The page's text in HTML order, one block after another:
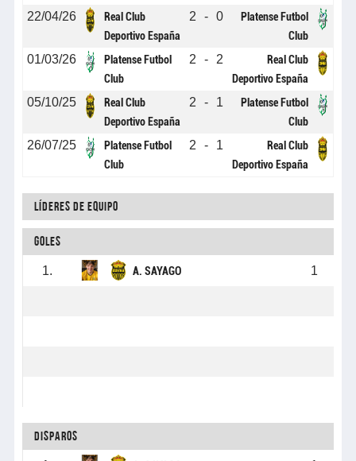
22/04/26
Real Club
Deportivo España
2 - 0
Platense Futbol
Club
01/03/26
Platense Futbol
Club
2 - 2
Real Club
Deportivo España
05/10/25
Real Club
Deportivo España
2 - 1
Platense Futbol
Club
26/07/25
Platense Futbol
Club
2 - 1
Real Club
Deportivo España
Líderes de equipo
Goles
1. A. SAYAGO 1
Disparos